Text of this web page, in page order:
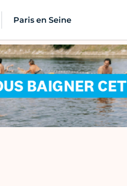
Paris en Seine